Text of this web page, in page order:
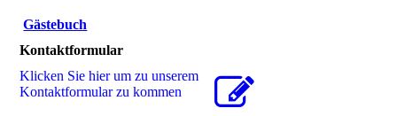
Gästebuch
Kontaktformular
Klicken Sie hier um zu unserem
Kon­takt­for­mu­lar zu kommen